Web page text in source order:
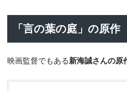
「言の葉の庭」の原作
映画監督でもある新海誠さんの原